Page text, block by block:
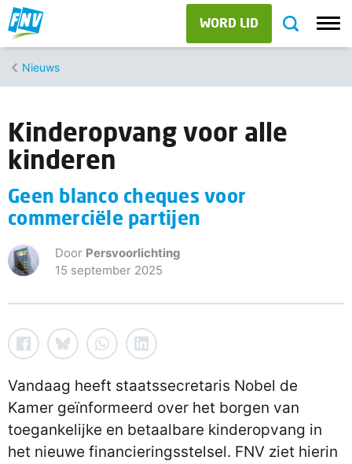
WORD LID
Nieuws
Kinderopvang voor alle
kinderen
Geen blanco cheques voor
commerciële partijen
Door Persvoorlichting
15 september 2025
Vandaag heeft staatssecretaris Nobel de
Kamer geïnformeerd over het borgen van
toegankelijke en betaalbare kinderopvang in
het nieuwe financieringsstelsel. FNV ziet hierin